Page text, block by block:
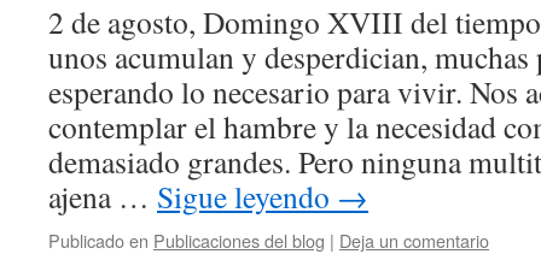
2 de agosto, Domingo XVIII del
unos acumulan y desperdician, muchas
esperando lo necesario para vivir. Nos
contemplar el hambre y la necesidad
demasiado grandes. Pero ninguna
ajena … Sigue leyendo →
Publicado en Publicaciones del blog | Deja un comentario